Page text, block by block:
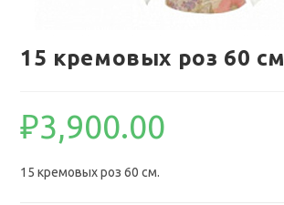
15 кремовых роз 60 см
₽3,900.00
15 кремовых роз 60 см.